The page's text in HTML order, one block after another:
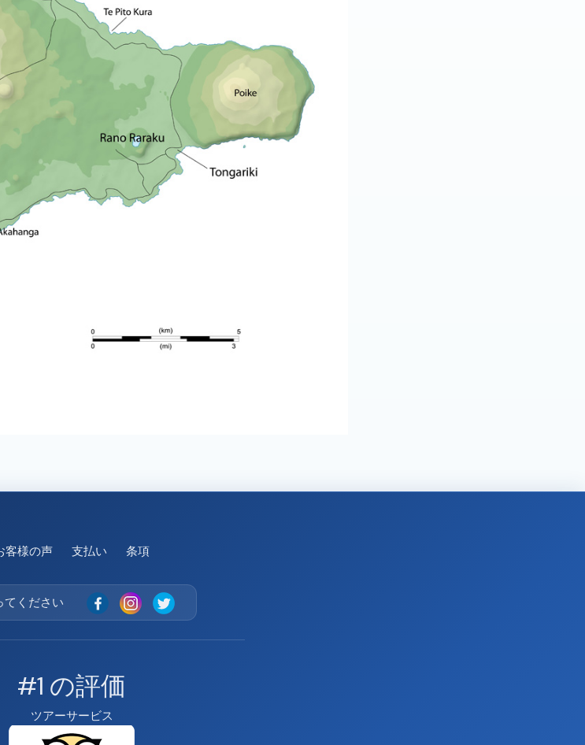
客様の声 支払い 条項
てください
#1 の評価
ツアーサービス